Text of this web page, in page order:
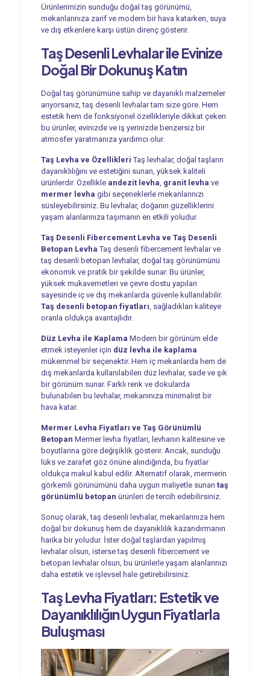
Ürünlerimizin sunduğu doğal taş görünümü,
mekanlarınıza zarif ve modern bir hava katarken, suya
ve dış etkenlere karşı üstün direnç gösterir.
Taş Desenli Levhalar ile Evinize
Doğal Bir Dokunuş Katın
Doğal taş görünümüne sahip ve dayanıklı malzemeler
arıyorsanız, taş desenli levhalar tam size göre. Hem
estetik hem de fonksiyonel özellikleriyle dikkat çeken
bu ürünler, evinizde ve iş yerinizde benzersiz bir
atmosfer yaratmanıza yardımcı olur.
Taş Levha ve Özellikleri Taş levhalar, doğal taşların
dayanıklılığını ve estetiğini sunan, yüksek kaliteli
ürünlerdir. Özellikle andezit levha, granit levha ve
mermer levha gibi seçeneklerle mekanlarınızı
süsleyebilirsiniz. Bu levhalar, doğanın güzelliklerini
yaşam alanlarınıza taşımanın en etkili yoludur.
Taş Desenli Fibercement Levha ve Taş Desenli
Betopan Levha Taş desenli fibercement levhalar ve
taş desenli betopan levhalar, doğal taş görünümünü
ekonomik ve pratik bir şekilde sunar. Bu ürünler,
yüksek mukavemetleri ve çevre dostu yapıları
sayesinde iç ve dış mekanlarda güvenle kullanılabilir.
Taş desenli betopan fiyatları, sağladıkları kaliteye
oranla oldukça avantajlıdır.
Düz Levha ile Kaplama Modern bir görünüm elde
etmek isteyenler için düz levha ile kaplama
mükemmel bir seçenektir. Hem iç mekanlarda hem de
dış mekanlarda kullanılabilen düz levhalar, sade ve şık
bir görünüm sunar. Farklı renk ve dokularda
bulunabilen bu levhalar, mekanınıza minimalist bir
hava katar.
Mermer Levha Fiyatları ve Taş Görünümlü
Betopan Mermer levha fiyatları, levhanın kalitesine ve
boyutlarına göre değişiklik gösterir. Ancak, sunduğu
lüks ve zarafet göz önüne alındığında, bu fiyatlar
oldukça makul kabul edilir. Alternatif olarak, mermerin
görkemli görünümünü daha uygun maliyetle sunan taş
görünümlü betopan ürünleri de tercih edebilirsiniz.
Sonuç olarak, taş desenli levhalar, mekanlarınıza hem
doğal bir dokunuş hem de dayanıklılık kazandırmanın
harika bir yoludur. İster doğal taşlardan yapılmış
levhalar olsun, isterse taş desenli fibercement ve
betopan levhalar olsun, bu ürünlerle yaşam alanlarınızı
daha estetik ve işlevsel hale getirebilirsiniz.
Taş Levha Fiyatları: Estetik ve
Dayanıklılığın Uygun Fiyatlarla
Buluşması